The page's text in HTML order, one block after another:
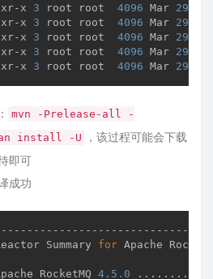
x
3 root root 4096 Mar 29
x
3 root root 4096 Mar 29
x
3 root root 4096 Mar 29
x
3 root root 4096 Mar 29
x
3 root root 4096 Mar 29
mvn -Prelease-all -
install -U
，该过程可能会下载
即可
成功
Summary for Apache
RocketMQ 4.5 .0